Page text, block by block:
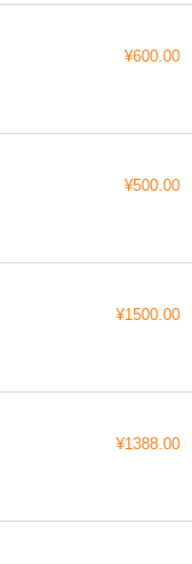
¥600.00
¥500.00
¥1500.00
¥1388.00